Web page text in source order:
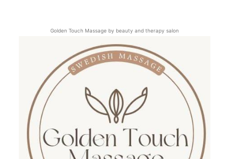
Golden Touch Massage by beauty and therapy salon